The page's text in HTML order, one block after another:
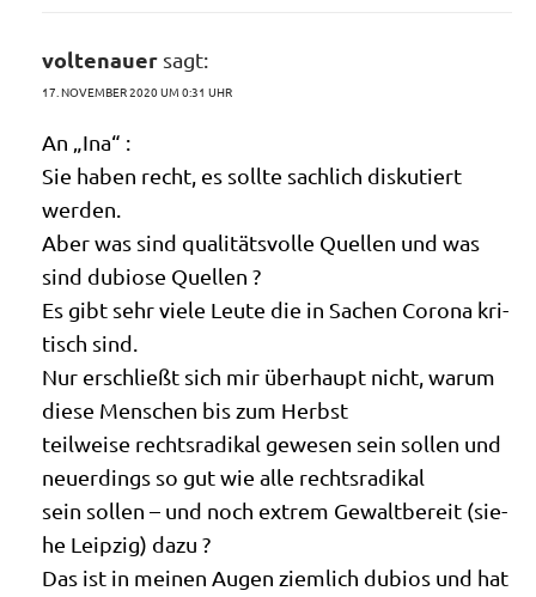
voltenauer sagt:
17. NOVEMBER 2020 UM 0:31 UHR
An „Ina“ :
Sie haben recht, es soll­te sach­lich dis­ku­tiert
werden.
Aber was sind qua­li­täts­vol­le Quel­len und was
sind dubio­se Quellen ?
Es gibt sehr vie­le Leu­te die in Sachen Coro­na kri­
tisch sind.
Nur erschließt sich mir über­haupt nicht, war­um
die­se Men­schen bis zum Herbst
teil­wei­se rechts­ra­di­kal gewe­sen sein sol­len und
neu­er­dings so gut wie alle rechtsradikal
sein sol­len – und noch extrem Gewalt­be­reit (sie­
he Leip­zig) dazu ?
Das ist in mei­nen Augen ziem­lich dubi­os und hat